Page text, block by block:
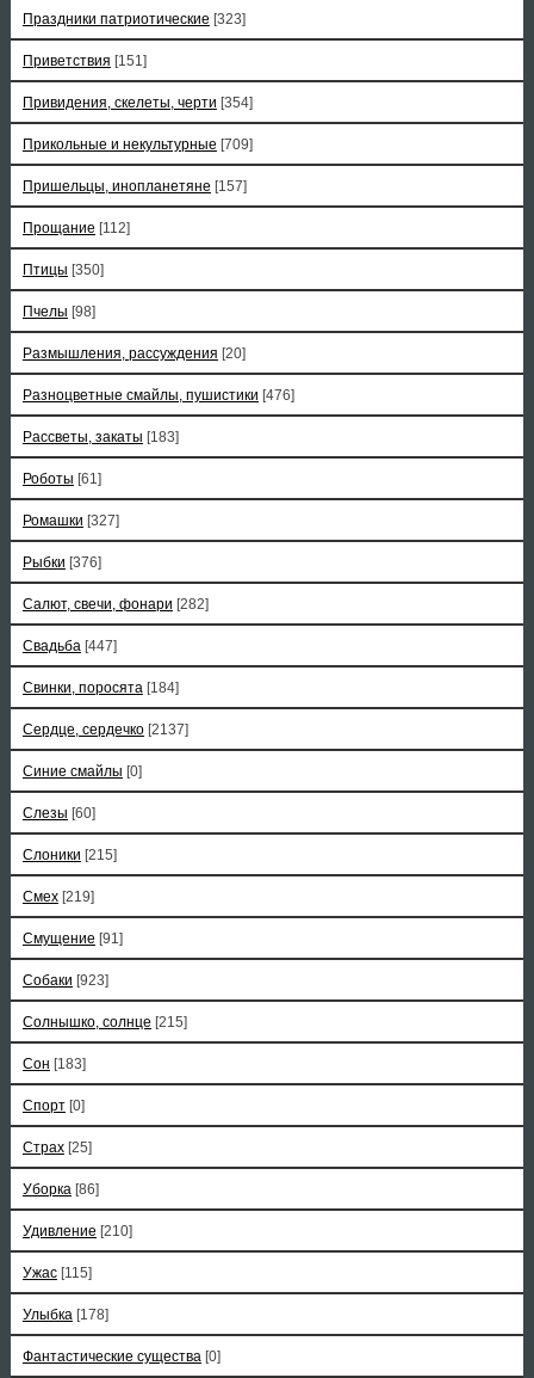
Праздники патриотические [323]
Приветствия [151]
Привидения, скелеты, черти [354]
Прикольные и некультурные [709]
Пришельцы, инопланетяне [157]
Прощание [112]
Птицы [350]
Пчелы [98]
Размышления, рассуждения [20]
Разноцветные смайлы, пушистики [476]
Рассветы, закаты [183]
Роботы [61]
Ромашки [327]
Рыбки [376]
Салют, свечи, фонари [282]
Свадьба [447]
Свинки, поросята [184]
Сердце, сердечко [2137]
Синие смайлы [0]
Слезы [60]
Слоники [215]
Смех [219]
Смущение [91]
Собаки [923]
Солнышко, солнце [215]
Сон [183]
Спорт [0]
Страх [25]
Уборка [86]
Удивление [210]
Ужас [115]
Улыбка [178]
Фантастические существа [0]